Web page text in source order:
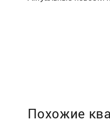
Похожие